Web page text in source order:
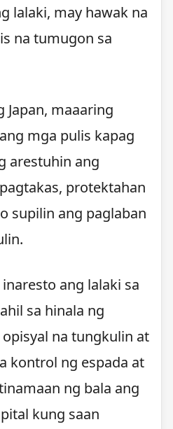
lalaki, may hawak na
na tumugon sa
Japan, maaaring
mga pulis kapag
arestuhin ang
protektahan
supilin ang paglaban
ang lalaki sa
sa hinala ng
na tungkulin at
kontrol ng espada at
ng bala ang
kung saan